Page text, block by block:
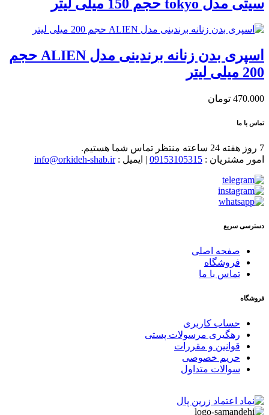
سیتی مدل tokyo حجم 150 میلی لیتر
اسپری بدن زنانه برندینی مدل ALIEN حجم
200 میلی لیتر
470.000 تومان
تماس با ما
7 روز هفته 24 ساعته منتظر تماس شما هستیم.
امور مشتریان : 09153105315 | ایمیل :info@orkideh-shab.ir
دسترسی سریع
صفحه اصلی
فروشگاه
تماس با ما
فروشگاه
حساب کاربری
رهگیری مرسولات پستی
قوانین و مقررات
حریم خصوصی
سوالات متداول